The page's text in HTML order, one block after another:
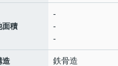
面積
-
-
-
造 鉄骨造